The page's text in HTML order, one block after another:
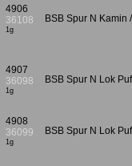
4906
36108
1g
BSB Spur N Kamin
4907
36098
1g
BSB Spur N Lok
4908
36099
1g
BSB Spur N Lok